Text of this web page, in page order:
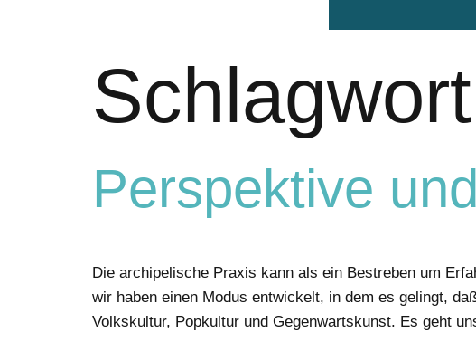
Perspektive
Die archipelische Praxis kann als ein Bestreben um
wir haben einen Modus entwickelt, in dem es gelingt,
Volkskultur, Popkultur und Gegenwartskunst. Es geht